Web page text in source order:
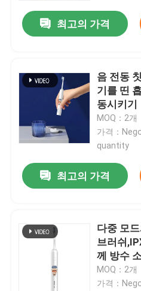
최고의 가격
음 전동
기를 띤
동시키기
MOQ：2개
가격：
quantity
최고의 가격
다중 모
브러쉬
께 방수
MOQ：2개
가격：